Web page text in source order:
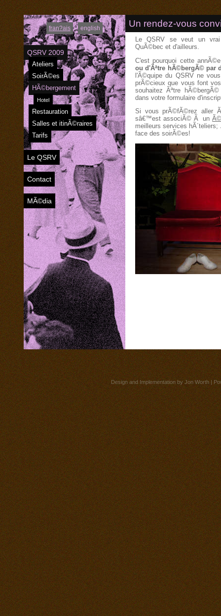
fran?ais english
QSRV 2009
Ateliers
SoirÃ©es
HÃ©bergement
Hotel
Restauration
Salles et itinÃ©raires
Tarifs
Le QSRV
Contact
MÃ©dia
Un rendez-vous
Le QSRV se veut un
QuÃ©bec et d'ailleurs.
C'est pourquoi cette
ou d'Ãªtre hÃ©bergÃ© par
l'Ã©quipe du QSRV ne
prÃ©cieux que vous font
souhaitez Ãªtre
dans votre formulaire
Si vous prÃ©fÃ©rez aller
sâ€™est associÃ© Ã un
meilleurs services
face des soirÃ©es!
Design and Implementation by Jon Worth |